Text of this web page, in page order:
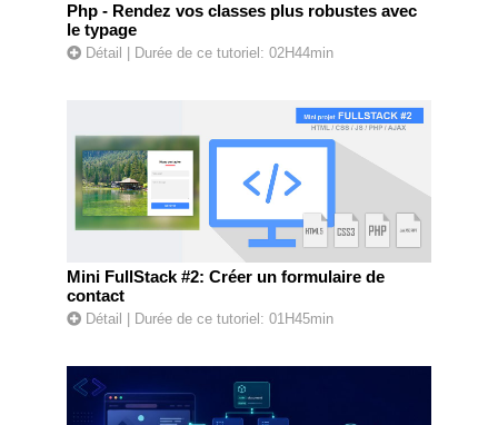
Php - Rendez vos classes plus robustes avec
le typage
Détail | Durée de ce tutoriel: 02H44min
Mini FullStack #2: Créer un formulaire de
contact
Détail | Durée de ce tutoriel: 01H45min